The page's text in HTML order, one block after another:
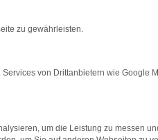
Funktioniert die Seite in
bestimmte Funktionen nicht
zu gewährleisten.
von Drittanbietern wie Google
um die Leistung zu messen